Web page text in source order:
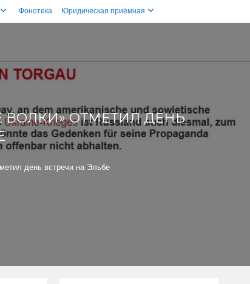
Фонотека Юридическая приёмная
ОТМЕТИЛ ДЕНЬ
день встречи на Эльбе